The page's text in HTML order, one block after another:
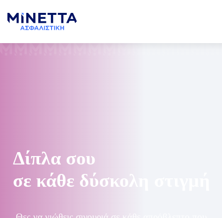
Δίπλα σου
σε κάθε δύσκολη στιγμή